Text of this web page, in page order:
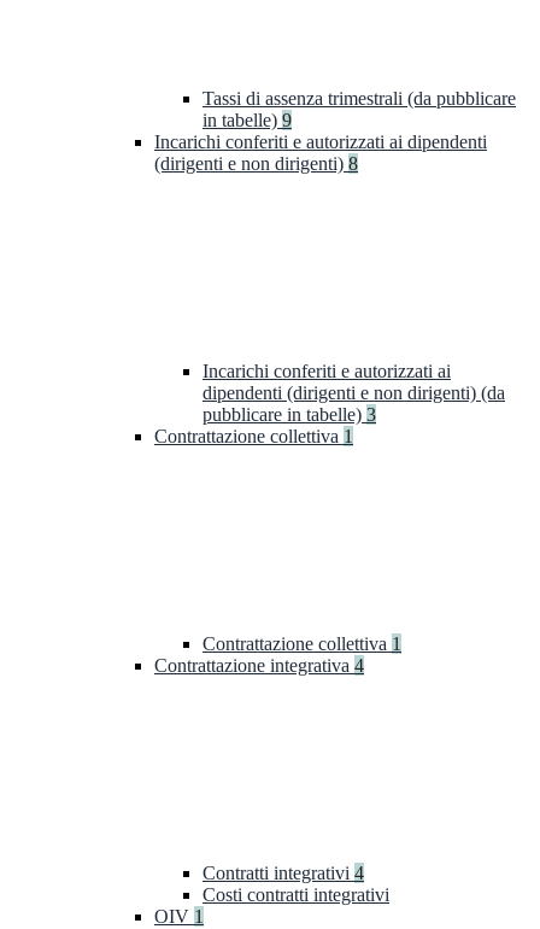
Tassi di assenza trimestrali (da pubblicare
in tabelle) 9
Incarichi conferiti e autorizzati ai dipendenti
(dirigenti e non dirigenti) 8
Incarichi conferiti e autorizzati ai
dipendenti (dirigenti e non dirigenti) (da
pubblicare in tabelle) 3
Contrattazione collettiva 1
Contrattazione collettiva 1
Contrattazione integrativa 4
Contratti integrativi 4
Costi contratti integrativi
OIV 1